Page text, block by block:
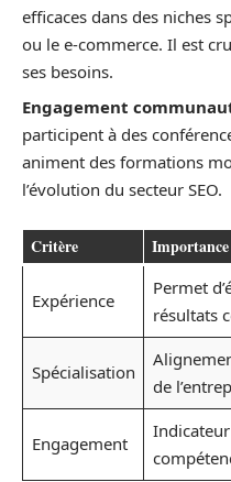
efficaces dans des niches
ou le e-commerce. Il est
ses besoins.
Engagement
participent à des
animent des formations
l’évolution du secteur SEO.
Critère Importance
Expérience
Permet
résultats
Spécialisation
de
Engagement